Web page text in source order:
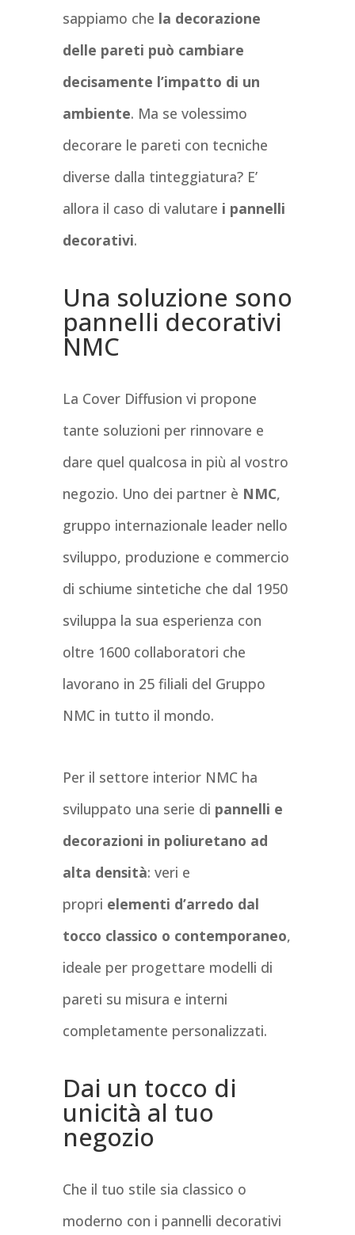
sappiamo che la decorazione
delle pareti può cambiare
decisamente l’impatto di un
ambiente. Ma se volessimo
decorare le pareti con tecniche
diverse dalla tinteggiatura? E’
allora il caso di valutare i pannelli
decorativi.
Una soluzione sono
pannelli decorativi
NMC
La Cover Diffusion vi propone
tante soluzioni per rinnovare e
dare quel qualcosa in più al vostro
negozio. Uno dei partner è NMC,
gruppo internazionale leader nello
sviluppo, produzione e commercio
di schiume sintetiche che dal 1950
sviluppa la sua esperienza con
oltre 1600 collaboratori che
lavorano in 25 filiali del Gruppo
NMC in tutto il mondo.
Per il settore interior NMC ha
sviluppato una serie di pannelli e
decorazioni in poliuretano ad
alta densità: veri e
propri elementi d’arredo dal
tocco classico o contemporaneo,
ideale per progettare modelli di
pareti su misura e interni
completamente personalizzati.
Dai un tocco di
unicità al tuo
negozio
Che il tuo stile sia classico o
moderno con i pannelli decorativi